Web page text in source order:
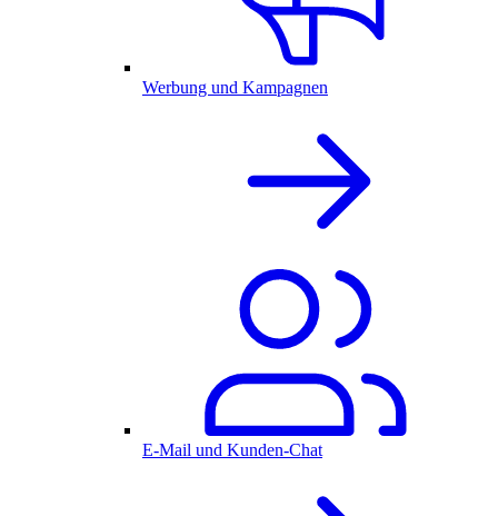
Werbung und Kampagnen
E-Mail und Kunden-Chat